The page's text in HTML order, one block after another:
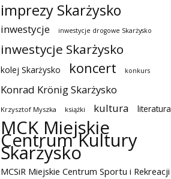
imprezy Skarżysko
inwestycje inwestycje drogowe Skarżysko
inwestycje Skarżysko
kolej Skarżysko koncert konkurs
Konrad Krönig Skarżysko
Krzysztof Myszka książki kultura literatura
MCK Miejskie
Centrum Kultury
Skarżysko
MCSiR Miejskie Centrum Sportu i Rekreacji